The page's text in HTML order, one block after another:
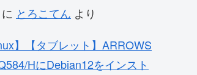
に とろこてん より
】【タブレット】ARROWS
HにDebian12をインスト